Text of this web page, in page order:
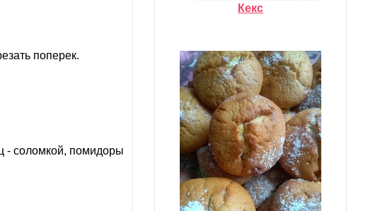
поперек.
- соломкой, помидоры
Кекс